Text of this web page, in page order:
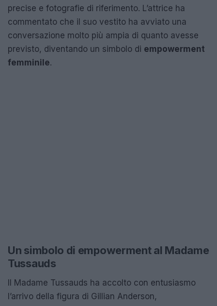
precise e fotografie di riferimento. L’attrice ha
commentato che il suo vestito ha avviato una
conversazione molto più ampia di quanto avesse
previsto, diventando un simbolo di empowerment
femminile.
Un simbolo di empowerment al Madame
Tussauds
Il Madame Tussauds ha accolto con entusiasmo
l’arrivo della figura di Gillian Anderson,